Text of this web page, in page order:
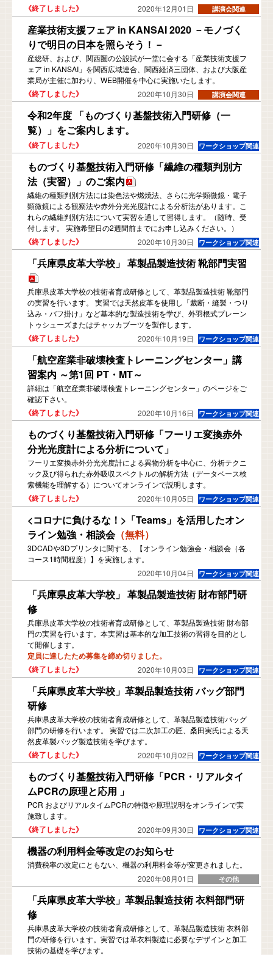
2020年12月01日
2020年10月30日
産業技術支援フェア in KANSAI 2020 －モノづく
りで明日の日本を照らそう！－
産総研、および、関西圏の公設試が一堂に会する「産業技術支援フ
ェア in KANSAI」を関西広域連合、関西経済三団体、および大阪産
業局が主催に加わり、WEB開催を中心に実施いたします。
2020年10月30日
令和2年度 「ものづくり基盤技術入門研修（一
覧）」をご案内します。
2020年10月30日
ものづくり基盤技術入門研修「繊維の種類判別方
法（実習）」のご案内
繊維の種類判別方法には染色法や燃焼法、さらに光学顕微鏡・電子
顕微鏡による観察法や赤外分光光度計による分析法があります。こ
れらの繊維判別方法について実習を通して習得します。（随時、受
付します。 実施希望日の2週間前までにお申し込みください。）
2020年10月19日
「兵庫県皮革大学校」 革製品製造技術 靴部門実習
兵庫県皮革大学校の技術者育成研修として、革製品製造技術 靴部門
の実習を行います。 実習では天然皮革を使用し「裁断・縫製・つり
込み・バフ掛け」など基本的な製造技術を学び、外羽根式プレーン
トゥシューズまたはチャッカブーツを製作します。
2020年10月16日
「航空産業非破壊検査トレーニングセンター」講
習案内 ～第1回 PT・MT～
詳細は「航空産業非破壊検査トレーニングセンター」のページをご
確認下さい。
2020年10月05日
ものづくり基盤技術入門研修「フーリエ変換赤外
分光光度計による分析について」
フーリエ変換赤外分光光度計による異物分析を中心に、分析テクニ
ック及び得られた赤外吸収スペクトルの解析方法（データベース検
索機能を理解する）についてオンラインで説明します。
2020年10月04日
<コロナに負けるな！>「Teams」を活用したオン
ライン勉強・相談会（無料）
3DCADや3Dプリンタに関する、【オンライン勉強会・相談会（各
コース1時間程度）】を実施します。
2020年10月03日
「兵庫県皮革大学校」 革製品製造技術 財布部門研
修
兵庫県皮革大学校の技術者育成研修として、革製品製造技術 財布部
門の実習を行います。本実習は基本的な加工技術の習得を目的とし
て開催します。
定員に達したため募集を締め切りました。
2020年10月02日
「兵庫県皮革大学校」革製品製造技術 バッグ部門
研修
兵庫県皮革大学校の技術者育成研修として、革製品製造技術バッグ
部門の研修を行います。 実習では二次加工の匠、桑田実氏による天
然皮革製バッグ製造技術を学びます。
2020年09月30日
ものづくり基盤技術入門研修「PCR・リアルタイ
ムPCRの原理と応用 」
PCR およびリアルタイムPCRの特徴や原理説明をオンラインで実
施致します。
2020年08月01日
機器の利用料金等改定のお知らせ
消費税率の改定にともない、機器の利用料金等が変更されました。
「兵庫県皮革大学校」革製品製造技術 衣料部門研
修
兵庫県皮革大学校の技術者育成研修として、革製品製造技術 衣料部
門の研修を行います。実習では革衣料製造に必要なデザインと加工
技術の基礎を学びます。